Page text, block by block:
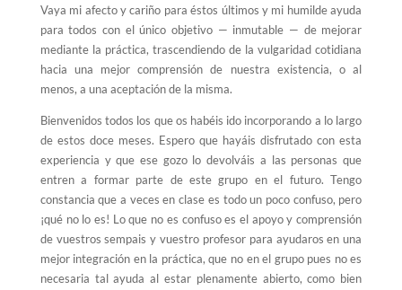
Vaya mi afecto y cariño para éstos últimos y mi humilde ayuda
para todos con el único objetivo — inmutable — de mejorar
mediante la práctica, trascendiendo de la vulgaridad cotidiana
hacia una mejor comprensión de nuestra existencia, o al
menos, a una aceptación de la misma.
Bienvenidos todos los que os habéis ido incorporando a lo largo
de estos doce meses. Espero que hayáis disfrutado con esta
experiencia y que ese gozo lo devolváis a las personas que
entren a formar parte de este grupo en el futuro. Tengo
constancia que a veces en clase es todo un poco confuso, pero
¡qué no lo es! Lo que no es confuso es el apoyo y comprensión
de vuestros sempais y vuestro profesor para ayudaros en una
mejor integración en la práctica, que no en el grupo pues no es
necesaria tal ayuda al estar plenamente abierto, como bien